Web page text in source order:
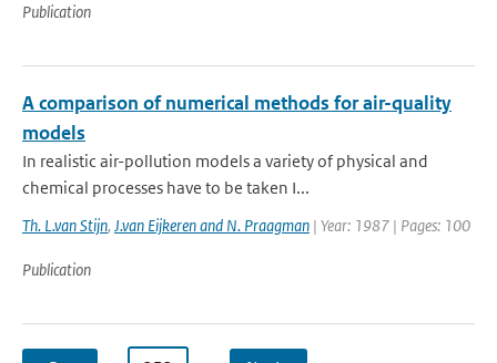
Publication
A comparison of numerical methods for air-quality
models
In realistic air-pollution models a variety of physical and
chemical processes have to be taken I...
Th. L.van Stijn, J.van Eijkeren and N. Praagman | Year: 1987 | Pages: 100
Publication